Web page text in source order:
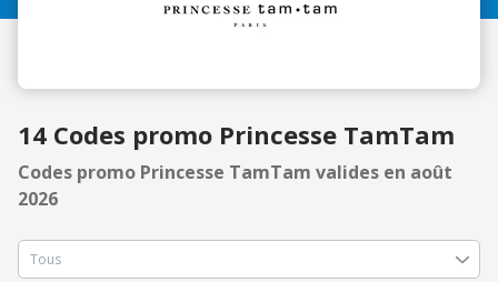
14 Codes promo Princesse TamTam
Codes promo Princesse TamTam valides en août
2026